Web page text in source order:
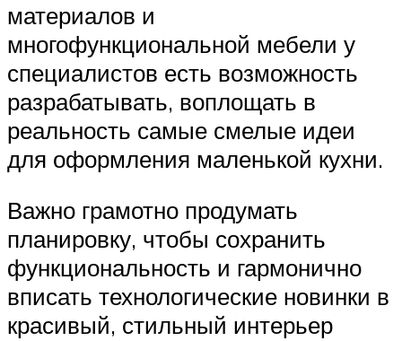
материалов и
многофункциональной мебели у
специалистов есть возможность
разрабатывать, воплощать в
реальность самые смелые идеи
для оформления маленькой кухни.
Важно грамотно продумать
планировку, чтобы сохранить
функциональность и гармонично
вписать технологические новинки в
красивый, стильный интерьер